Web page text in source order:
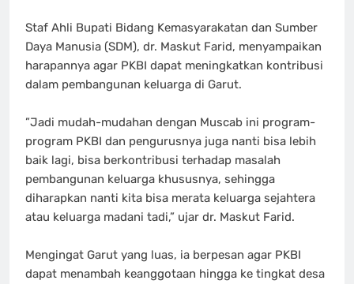
‎​Staf Ahli Bupati Bidang Kemasyarakatan dan Sumber
Daya Manusia (SDM), dr. Maskut Farid, menyampaikan
harapannya agar PKBI dapat meningkatkan kontribusi
dalam pembangunan keluarga di Garut.
‎​”Jadi mudah-mudahan dengan Muscab ini program-
program PKBI dan pengurusnya juga nanti bisa lebih
baik lagi, bisa berkontribusi terhadap masalah
pembangunan keluarga khususnya, sehingga
diharapkan nanti kita bisa merata keluarga sejahtera
atau keluarga madani tadi,” ujar dr. Maskut Farid.
‎Mengingat Garut yang luas, ia berpesan agar PKBI
dapat menambah keanggotaan hingga ke tingkat desa